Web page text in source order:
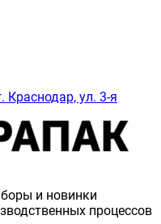
Краснодар, ул. 3-я
и новинки
процессов